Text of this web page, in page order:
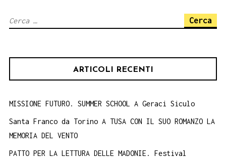
Ricerca
ARTICOLI RECENTI
MISSIONE FUTURO. SUMMER SCHOOL A Geraci Siculo
Santa Franco da Torino A TUSA CON IL SUO ROMANZO LA
MEMORIA DEL VENTO
PATTO PER LA LETTURA DELLE MADONIE. Festival